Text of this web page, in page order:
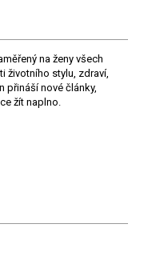
na ženy všech
životního stylu, zdraví,
přináší nové články,
žít naplno.